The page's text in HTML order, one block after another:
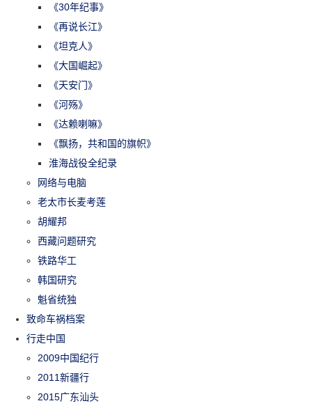
《30年纪事》
《再说长江》
《坦克人》
《大国崛起》
《天安门》
《河殇》
《达赖喇嘛》
《飘扬，共和国的旗帜》
淮海战役全纪录
网络与电脑
老太市长麦考莲
胡耀邦
西藏问题研究
铁路华工
韩国研究
魁省统独
致命车祸档案
行走中国
2009中国纪行
2011新疆行
2015广东汕头